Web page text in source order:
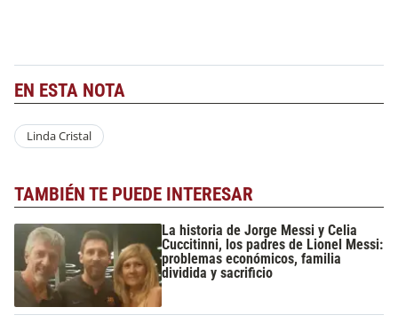
EN ESTA NOTA
Linda Cristal
TAMBIÉN TE PUEDE INTERESAR
La historia de Jorge Messi y Celia
Cuccitinni, los padres de Lionel Messi:
problemas económicos, familia
dividida y sacrificio